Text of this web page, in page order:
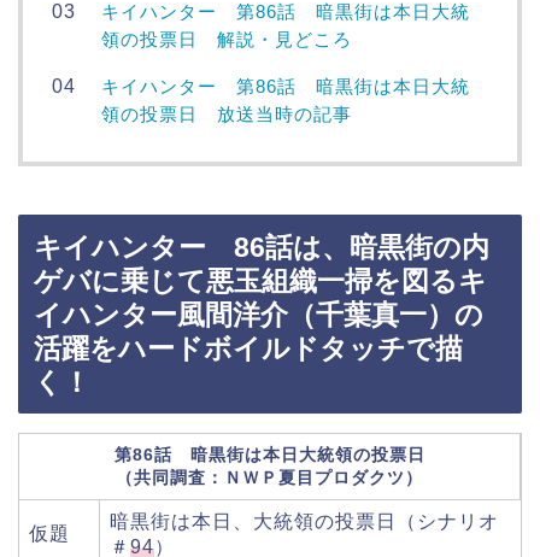
キイハンター 第86話 暗黒街は本日大統
領の投票日 解説・見どころ
キイハンター 第86話 暗黒街は本日大統
領の投票日 放送当時の記事
キイハンター 86話は、暗黒街の内
ゲバに乗じて悪玉組織一掃を図るキ
イハンター風間洋介（千葉真一）の
活躍をハードボイルドタッチで描
く！
第86話 暗黒街は本日大統領の投票日
（共同調査：ＮＷＰ夏目プロダクツ）
仮題
暗黒街は本日、大統領の投票日（シナリオ
＃ 94）